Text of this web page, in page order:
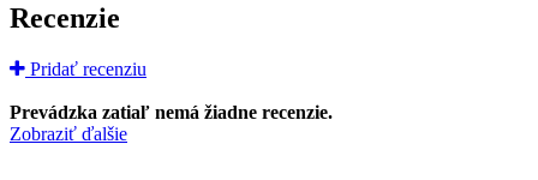
Recenzie
Pridať recenziu
Prevádzka zatiaľ nemá žiadne recenzie.
Zobraziť ďalšie